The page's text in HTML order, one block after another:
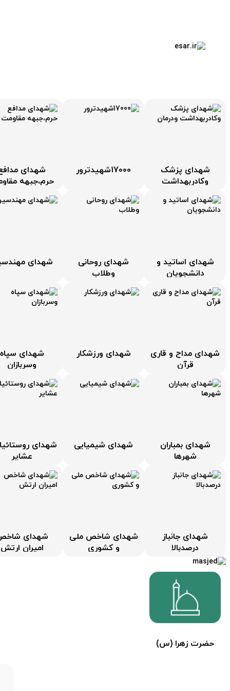
شهدای پزشک
وکادربهداشت
17000شهیدترور
شهدای
حرم،جبهه
شهدای اساتید و
دانشجویان
شهدای روحانی
وطلاب
شهدای
شهدای مداح و قاری
قرآن
شهدای ورزشکار
شهدای سپاه
وسربازان
شهدای بمباران
شهرها
شهدای شیمیایی
شهدای
عشایر
شهدای جانباز
درصدبالا
شهدای شاخص ملی
و کشوری
شهدای
امیران ارتش
حضرت زهرا (س)